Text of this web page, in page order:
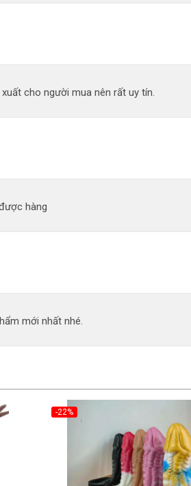
cho người mua nên rất uy tín.
hàng
mới nhất nhé.
-22%